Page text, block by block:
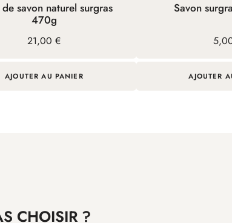
savon naturel surgras
470g
21,00€
AJOUTER AU PANIER
Savon
AJOUTER
CHOISIR ?